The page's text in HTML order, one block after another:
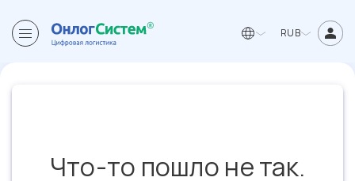
RUB
Что-то пошло не так.